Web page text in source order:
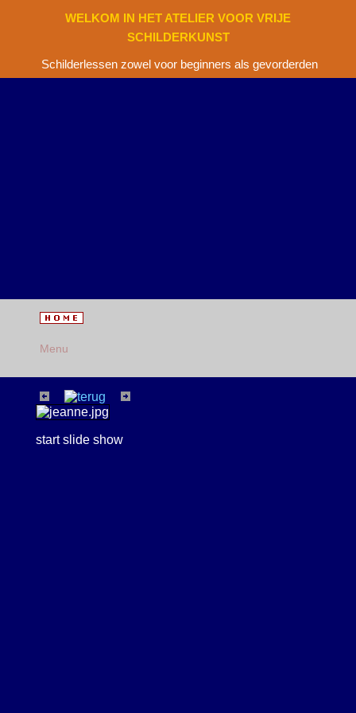
WELKOM IN HET ATELIER VOOR VRIJE
SCHILDERKUNST
Schilderlessen zowel voor beginners als gevorderden
Menu
start slide show